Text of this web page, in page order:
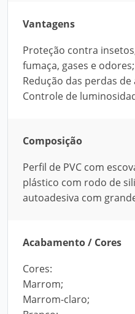
Vantagens
Proteção contra
fumaça, gases e odores;
Redução das perdas
Controle de
Composição
Perfil de PVC com
plástico com rodo de
autoadesiva com
Acabamento / Cores
Cores:
Marrom;
Marrom-claro;